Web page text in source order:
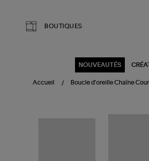
BOUTIQUES
NOUVEAUTÉS
Accueil Boucle d'oreille Chaîne